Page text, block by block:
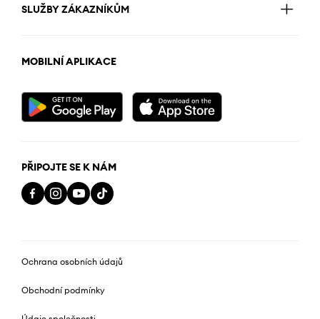
SLUŽBY ZÁKAZNÍKŮM
MOBILNÍ APLIKACE
PŘIPOJTE SE K NÁM
Ochrana osobních údajů
Obchodní podmínky